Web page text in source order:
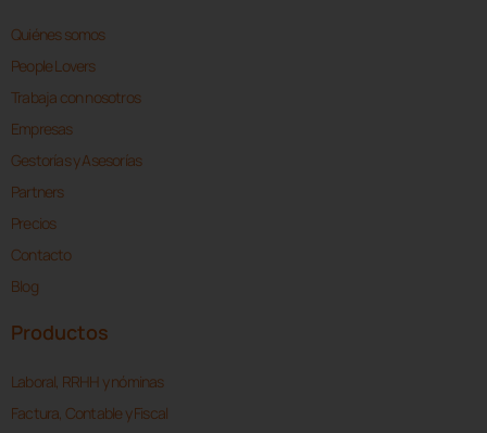
Quiénes somos
People Lovers
Trabaja con nosotros
Empresas
Gestorías y Asesorías
Partners
Precios
Contacto
Blog
Productos
Laboral, RRHH y nóminas
Factura, Contable y Fiscal